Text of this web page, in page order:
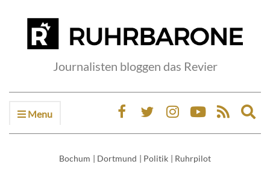
Journalisten bloggen das Revier
Menu
Bochum | Dortmund | Politik | Ruhrpilot